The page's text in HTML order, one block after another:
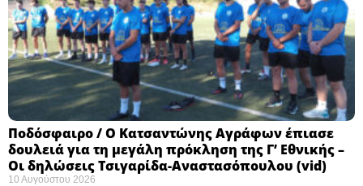
Ποδόσφαιρο / Ο Κατσαντώνης Αγράφων έπιασε
δουλειά για τη μεγάλη πρόκληση της Γ’ Εθνικής –
Οι δηλώσεις Τσιγαρίδα-Αναστασόπουλου (vid)
10 Αυγούστου 2026